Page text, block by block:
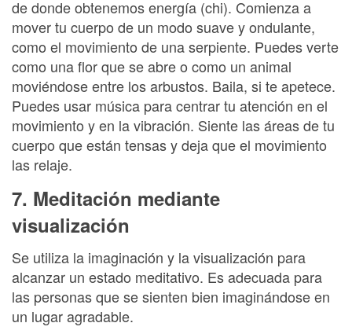
de donde obtenemos energía (chi). Comienza a
mover tu cuerpo de un modo suave y ondulante,
como el movimiento de una serpiente. Puedes verte
como una flor que se abre o como un animal
moviéndose entre los arbustos. Baila, si te apetece.
Puedes usar música para centrar tu atención en el
movimiento y en la vibración. Siente las áreas de tu
cuerpo que están tensas y deja que el movimiento
las relaje.
7. Meditación mediante
visualización
Se utiliza la imaginación y la visualización para
alcanzar un estado meditativo. Es adecuada para
las personas que se sienten bien imaginándose en
un lugar agradable.